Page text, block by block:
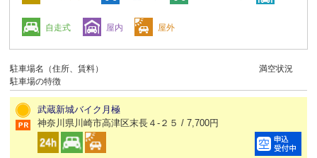
自走式 屋内 屋外
駐車場名（住所、賃料）
駐車場の特徴
満空状況
武蔵新城バイク月極
神奈川県川崎市高津区末長４-２５ / 7,700円